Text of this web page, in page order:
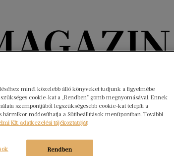
az olvasókig
A hónap könyvei HÍREK Libri Portré
máshoz című
minél közelebb álló könyveket tudjunk a figyelmébe
cookie-kat a „Rendben” gomb megnyomásával. Ennek
szempontjából legszükségesebb cookie-kat telepíti a
módosíthatja a Sütibeállítások menüpontban. További
Kft. adatkezelési tájékoztatóját!
Rendben